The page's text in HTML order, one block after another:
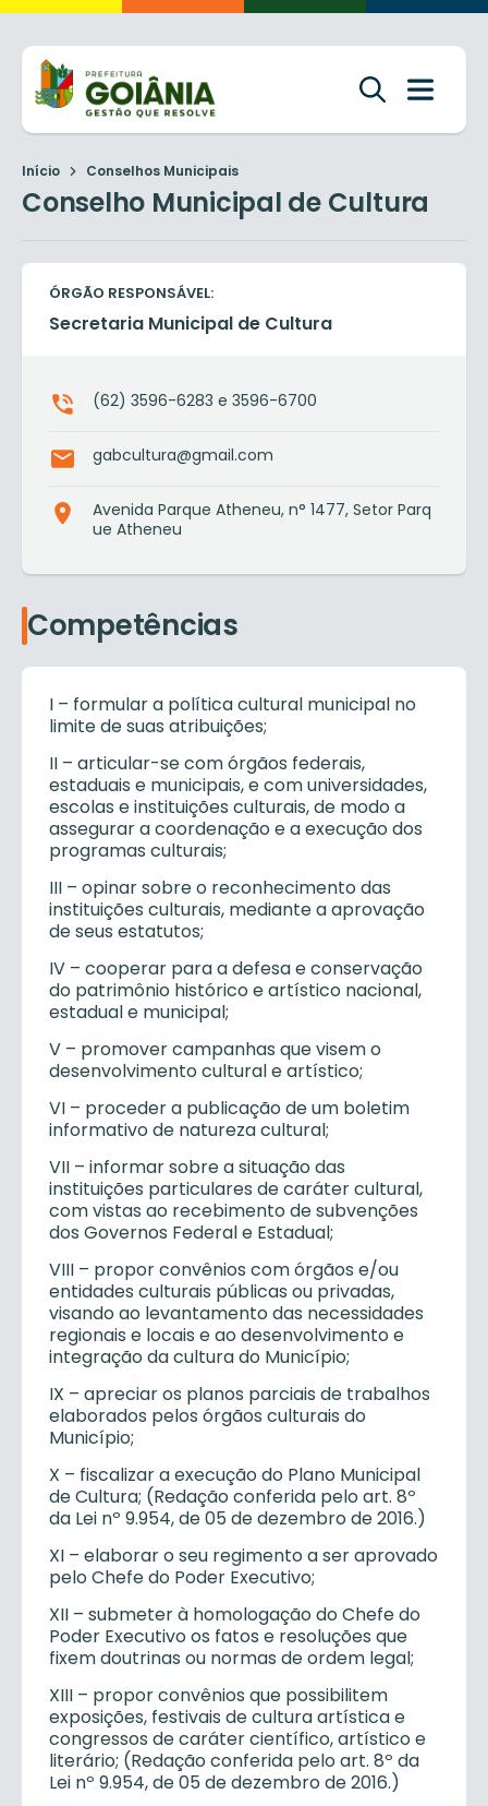
Início Conselhos Municipais
Conselho Municipal de Cultura
ÓRGÃO RESPONSÁVEL:
Secretaria Municipal de Cultura
(62) 3596-6283 e 3596-6700
gabcultura@gmail.com
Avenida Parque Atheneu, n° 1477, Setor Parq
ue Atheneu
Competências
I – formular a política cultural municipal no
limite de suas atribuições;
II – articular-se com órgãos federais,
estaduais e municipais, e com universidades,
escolas e instituições culturais, de modo a
assegurar a coordenação e a execução dos
programas culturais;
III – opinar sobre o reconhecimento das
instituições culturais, mediante a aprovação
de seus estatutos;
IV – cooperar para a defesa e conservação
do patrimônio histórico e artístico nacional,
estadual e municipal;
V – promover campanhas que visem o
desenvolvimento cultural e artístico;
VI – proceder a publicação de um boletim
informativo de natureza cultural;
VII – informar sobre a situação das
instituições particulares de caráter cultural,
com vistas ao recebimento de subvenções
dos Governos Federal e Estadual;
VIII – propor convênios com órgãos e/ou
entidades culturais públicas ou privadas,
visando ao levantamento das necessidades
regionais e locais e ao desenvolvimento e
integração da cultura do Município;
IX – apreciar os planos parciais de trabalhos
elaborados pelos órgãos culturais do
Município;
X – fiscalizar a execução do Plano Municipal
de Cultura; (Redação conferida pelo art. 8º
da Lei nº 9.954, de 05 de dezembro de 2016.)
XI – elaborar o seu regimento a ser aprovado
pelo Chefe do Poder Executivo;
XII – submeter à homologação do Chefe do
Poder Executivo os fatos e resoluções que
fixem doutrinas ou normas de ordem legal;
XIII – propor convênios que possibilitem
exposições, festivais de cultura artística e
congressos de caráter científico, artístico e
literário; (Redação conferida pelo art. 8º da
Lei nº 9.954, de 05 de dezembro de 2016.)